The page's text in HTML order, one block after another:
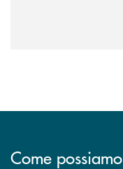
Come possiamo